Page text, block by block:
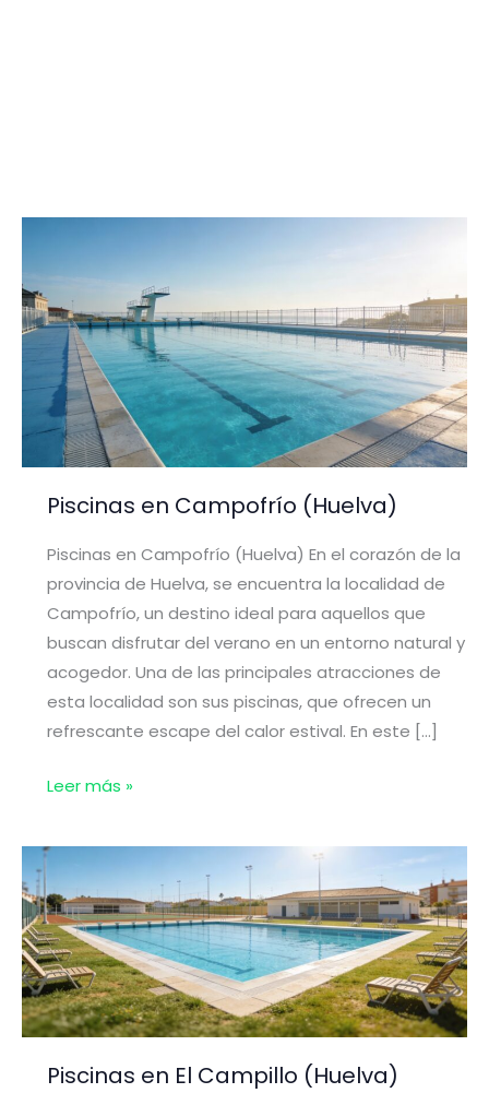
Piscinas en Campofrío (Huelva)
Piscinas en Campofrío (Huelva) En el corazón de la
provincia de Huelva, se encuentra la localidad de
Campofrío, un destino ideal para aquellos que
buscan disfrutar del verano en un entorno natural y
acogedor. Una de las principales atracciones de
esta localidad son sus piscinas, que ofrecen un
refrescante escape del calor estival. En este […]
Piscinas
Campofrío
(Huelva)
Leer más »
Piscinas en El Campillo (Huelva)